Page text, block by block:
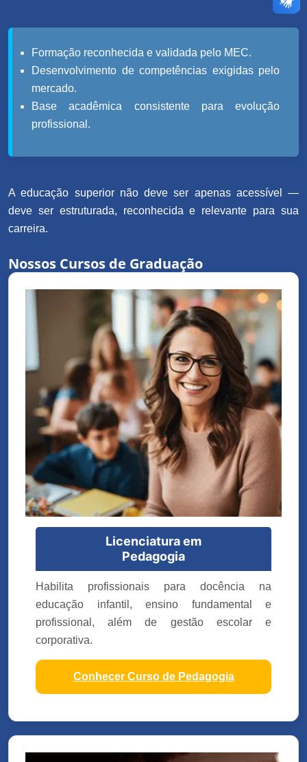
Formação reconhecida e validada pelo MEC.
Desenvolvimento de competências exigidas pelo
mercado.
Base acadêmica consistente para evolução
profissional.
A educação superior não deve ser apenas acessível —
deve ser estruturada, reconhecida e relevante para sua
carreira.
Nossos Cursos de Graduação
Licenciatura em
Pedagogia
Habilita profissionais para docência na
educação infantil, ensino fundamental e
profissional, além de gestão escolar e
corporativa.
Conhecer Curso de Pedagogia